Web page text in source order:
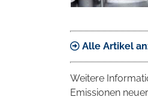
Alle Artikel
Weitere
Emissionen